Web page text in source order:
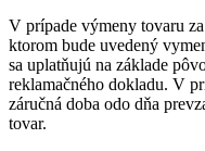
V prípade výmeny tovaru
ktorom bude uvedený
sa uplatňujú na základe
reklamačného dokladu. V
záručná doba odo dňa
tovar.